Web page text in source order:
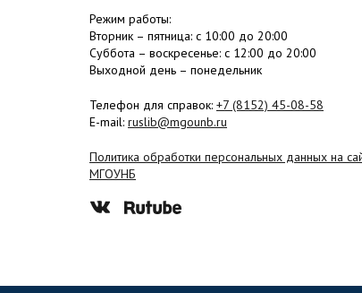
Режим работы:
Вторник – пятница: с 10:00 до 20:00
Суббота – воскресенье: c 12:00 до 20:00
Выходной день – понедельник
Телефон для справок: +7 (8152) 45-08-58
E-mail: ruslib@mgounb.ru
Политика обработки персональных данных на
МГОУНБ